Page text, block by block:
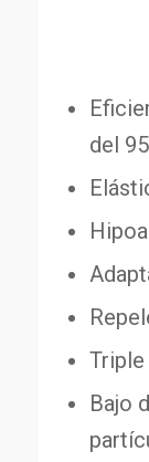
del
Triple
Bajo